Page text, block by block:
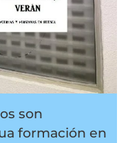
son
formación en